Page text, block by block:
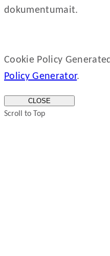
dokumentumait.
Cookie Policy
Policy Generator.
CLOSE
Scroll to Top